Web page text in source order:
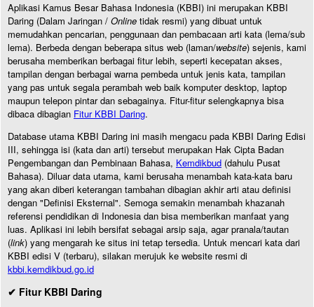
Aplikasi Kamus Besar Bahasa Indonesia (KBBI) ini merupakan KBBI
Daring (Dalam Jaringan / Online tidak resmi) yang dibuat untuk
memudahkan pencarian, penggunaan dan pembacaan arti kata (lema/sub
lema). Berbeda dengan beberapa situs web (laman/website) sejenis, kami
berusaha memberikan berbagai fitur lebih, seperti kecepatan akses,
tampilan dengan berbagai warna pembeda untuk jenis kata, tampilan
yang pas untuk segala perambah web baik komputer desktop, laptop
maupun telepon pintar dan sebagainya. Fitur-fitur selengkapnya bisa
dibaca dibagian Fitur KBBI Daring.
Database utama KBBI Daring ini masih mengacu pada KBBI Daring Edisi
III, sehingga isi (kata dan arti) tersebut merupakan Hak Cipta Badan
Pengembangan dan Pembinaan Bahasa, Kemdikbud (dahulu Pusat
Bahasa). Diluar data utama, kami berusaha menambah kata-kata baru
yang akan diberi keterangan tambahan dibagian akhir arti atau definisi
dengan "Definisi Eksternal". Semoga semakin menambah khazanah
referensi pendidikan di Indonesia dan bisa memberikan manfaat yang
luas. Aplikasi ini lebih bersifat sebagai arsip saja, agar pranala/tautan
(link) yang mengarah ke situs ini tetap tersedia. Untuk mencari kata dari
KBBI edisi V (terbaru), silakan merujuk ke website resmi di
kbbi.kemdikbud.go.id
✔ Fitur KBBI Daring